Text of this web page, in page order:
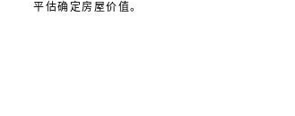
平估确定房屋价值。